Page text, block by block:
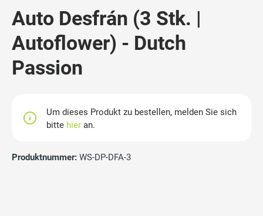
Auto Desfrán (3 Stk. |
Autoflower) - Dutch
Passion
Um dieses Produkt zu bestellen, melden Sie sich
bitte hier an.
Produktnummer: WS-DP-DFA-3